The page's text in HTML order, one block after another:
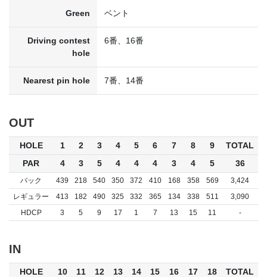
Green ベント
Driving contest
hole
6番、16番
Nearest pin hole 7番、14番
OUT
HOLE 1 2 3 4 5 6 7 8 9
TOTAL
PAR
4 3 5 4 4 4 3 4 5 36
バック 439 218 540 350 372 410 168 358 569
3,424
レギュラー
413 182 490 325 332 365 134 338 511
3,090
HDCP
3 5 9 17 1 7 13 15 11 -
IN
HOLE 10 11 12 13 14 15 16 17 18
TOTAL